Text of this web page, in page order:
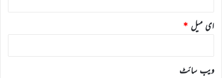
ای میل *
ویب‌ سائٹ